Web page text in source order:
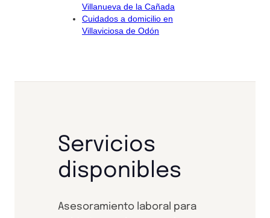
Villanueva de la Cañada
Cuidados a domicilio en
Villaviciosa de Odón
Servicios
disponibles
Asesoramiento laboral para